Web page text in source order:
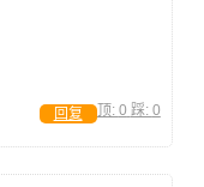
顶: 0 踩: 0
回复